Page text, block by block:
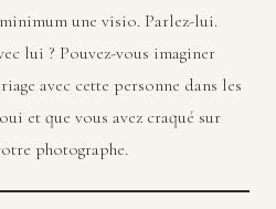
une visio. Parlez-lui.
lui ? Pouvez-vous imaginer
avec cette personne dans les
et que vous avez craqué sur
photographe.